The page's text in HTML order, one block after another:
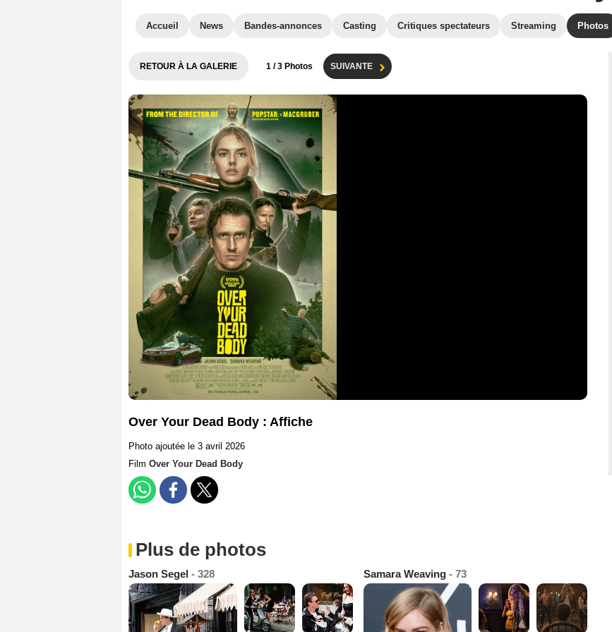
Accueil News Bandes-annonces Casting Critiques spectateurs Streaming Photos
RETOUR À LA GALERIE 1 / 3 Photos SUIVANTE
Over Your Dead Body : Affiche
Photo ajoutée le 3 avril 2026
Film Over Your Dead Body
Plus de photos
Jason Segel - 328 Samara Weaving - 73